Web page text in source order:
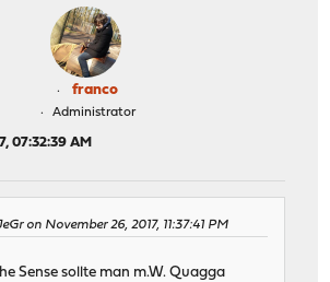
franco
Administrator
07:32:39 AM
on November 26, 2017, 11:37:41 PM
Sense sollte man m.W. Quagga